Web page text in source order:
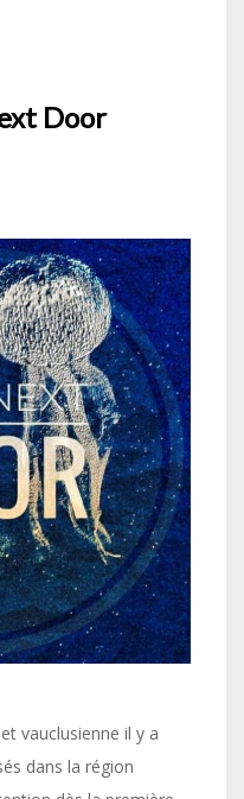
Door
vauclusienne il y a
dans la région